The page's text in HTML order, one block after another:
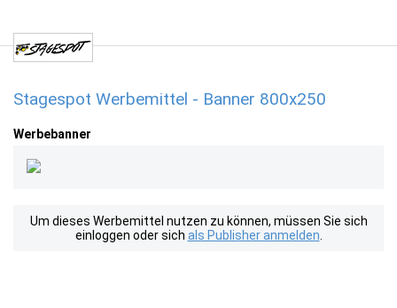
Stagespot Werbemittel - Banner 800x250
Werbebanner
Um dieses Werbemittel nutzen zu können, müssen Sie sich
einloggen oder sich als Publisher anmelden